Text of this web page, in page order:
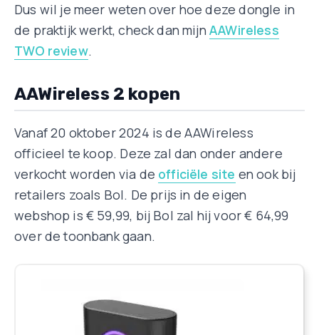
Dus wil je meer weten over hoe deze dongle in
de praktijk werkt, check dan mijn AAWireless
TWO review.
AAWireless 2 kopen
Vanaf 20 oktober 2024 is de AAWireless
officieel te koop. Deze zal dan onder andere
verkocht worden via de officiële site en ook bij
retailers zoals Bol. De prijs in de eigen
webshop is € 59,99, bij Bol zal hij voor € 64,99
over de toonbank gaan.